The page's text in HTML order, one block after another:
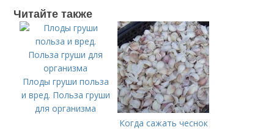
Читайте также
Плоды груши польза
и вред. Польза груши
для организма
Когда сажать чеснок